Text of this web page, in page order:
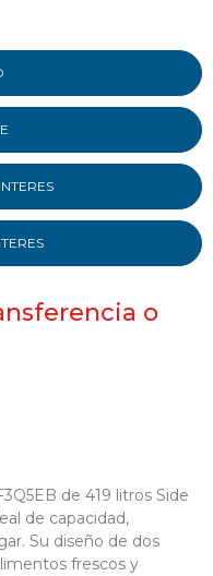
o
de 419 litros Side
de capacidad,
Su diseño de dos
frescos y